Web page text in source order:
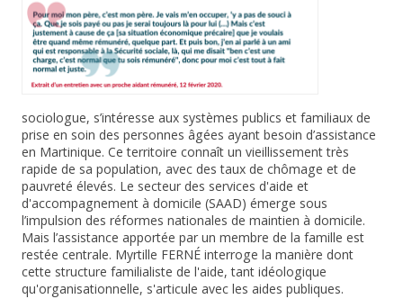
sociologue, s’intéresse aux systèmes publics et familiaux de
prise en soin des personnes âgées ayant besoin d’assistance
en Martinique. Ce territoire connaît un vieillissement très
rapide de sa population, avec des taux de chômage et de
pauvreté élevés. Le secteur des services d'aide et
d'accompagnement à domicile (SAAD) émerge sous
l’impulsion des réformes nationales de maintien à domicile.
Mais l’assistance apportée par un membre de la famille est
restée centrale. Myrtille FERNÉ interroge la manière dont
cette structure familialiste de l'aide, tant idéologique
qu'organisationnelle, s'articule avec les aides publiques.